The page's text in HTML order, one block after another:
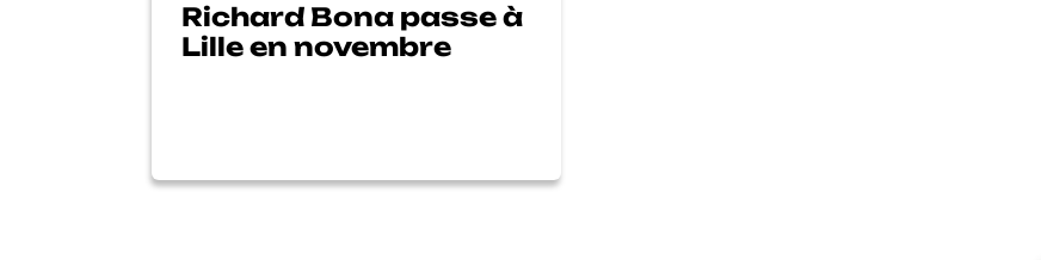
Richard Bona passe à
Lille en novembre